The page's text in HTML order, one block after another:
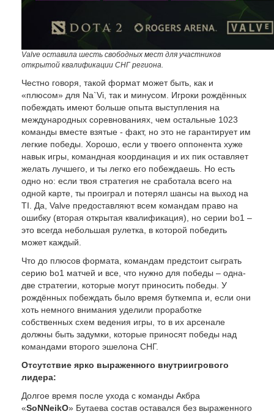
Valve оставила шесть свободных мест для участников
открытой квалификации СНГ региона.
Честно говоря, такой формат может быть, как и
«плюсом» для Na`Vi, так и минусом. Игроки рождённых
побеждать имеют больше опыта выступления на
международных соревнованиях, чем остальные 1023
команды вместе взятые - факт, но это не гарантирует им
легкие победы. Хорошо, если у твоего оппонента хуже
навык игры, командная координация и их пик оставляет
желать лучшего, и ты легко его побеждаешь. Но есть
одно но: если твоя стратегия не сработала всего на
одной карте, ты проиграл и потерял шансы на выход на
TI. Да, Valve предоставляют всем командам право на
ошибку (вторая открытая квалификация), но серии bo1 –
это всегда небольшая рулетка, в которой победить
может каждый.
Что до плюсов формата, командам предстоит сыграть
серию bo1 матчей и все, что нужно для победы – одна-
две стратегии, которые могут приносить победы. У
рождённых побеждать было время буткемпа и, если они
хоть немного внимания уделили проработке
собственных схем ведения игры, то в их арсенале
должны быть задумки, которые приносят победы над
командами второго эшелона СНГ.
Отсутствие ярко выраженного внутриигрового
лидера:
Долгое время после ухода с команды Акбра
«SoNNeikO» Бутаева состав оставался без выраженного